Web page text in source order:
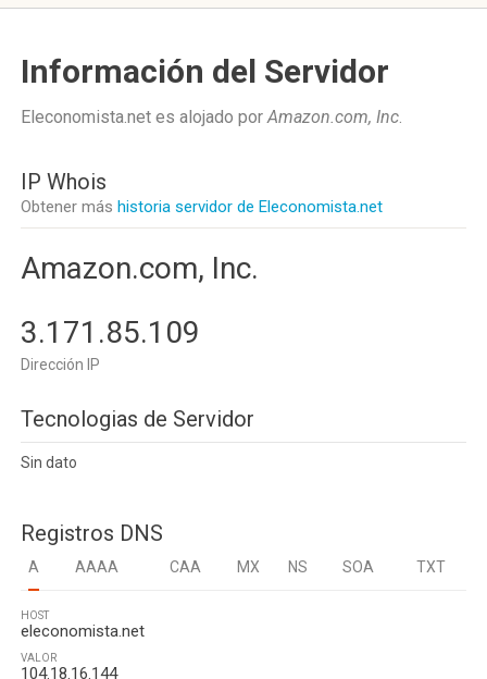
Información del Servidor
Eleconomista.net es alojado porAmazon.com, Inc.
IP Whois
Obtener más historia servidor de Eleconomista.net
Amazon.com, Inc.
3.171.85.109
Dirección IP
Tecnologias de Servidor
Sin dato
Registros DNS
A AAAA CAA MX NS SOA TXT
HOST
eleconomista.net
VALOR
104.18.16.144